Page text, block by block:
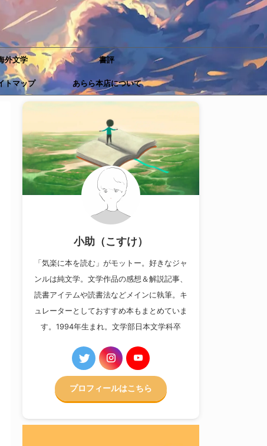
外文学 書評
トマップ あらら本店について
小助（こすけ）
「気楽に本を読む」がモットー。好きなジャ
ンルは純文学。文学作品の感想＆解説記事、
読書アイテムや読書法などメインに執筆。キ
ュレーターとしておすすめ本もまとめていま
す。1994年生まれ。文学部日本文学科卒
プロフィールはこちら